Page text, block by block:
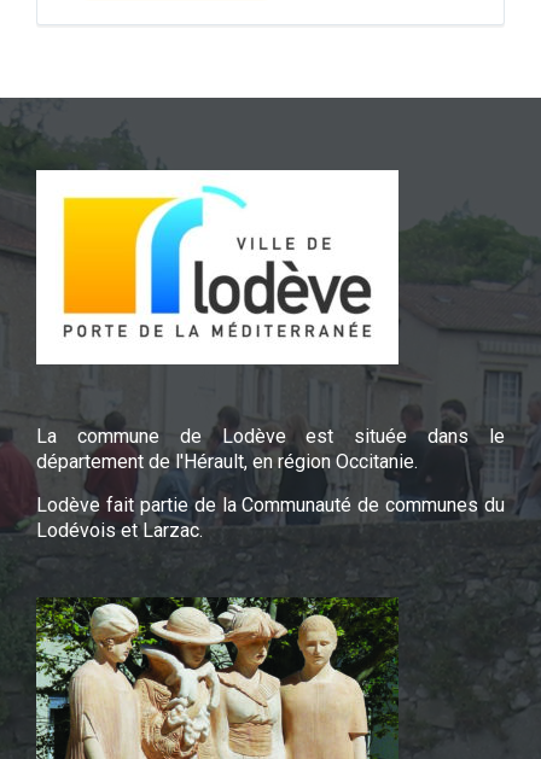
La commune de Lodève est située dans le
département de l'Hérault, en région Occitanie.
Lodève fait partie de la Communauté de communes du
Lodévois et Larzac.